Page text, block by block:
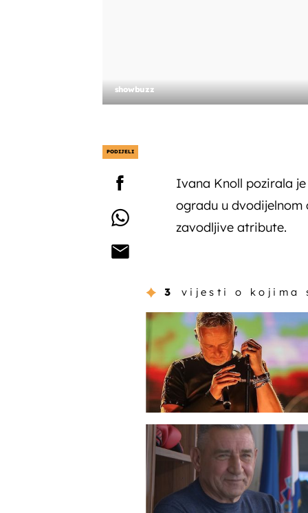
showbuzz
PODIJELI
Ivana Knoll pozirala
ogradu u dvodijelnom
zavodljive atribute.
3 vijesti o kojima